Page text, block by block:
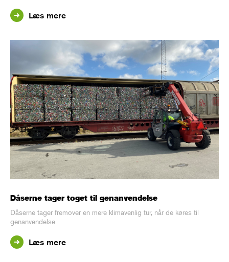
Læs mere
Dåserne tager toget til genanvendelse
Dåserne tager fremover en mere klimavenlig tur, når de køres til
genanvendelse
Læs mere